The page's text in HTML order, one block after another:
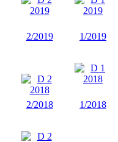
2/2019
1/2019
2/2018
1/2018